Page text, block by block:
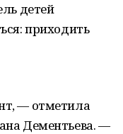
детей
приходить
— отметила
Дементьева. —